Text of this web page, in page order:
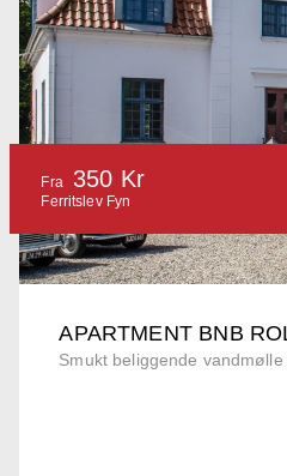
APARTMENT BNB
Smukt beliggende vandmølle
Fra 350 Kr
Ferritslev Fyn